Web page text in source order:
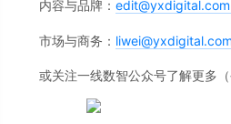
内容与品牌：
市场与商务：
或关注一线数智公众号了解更多